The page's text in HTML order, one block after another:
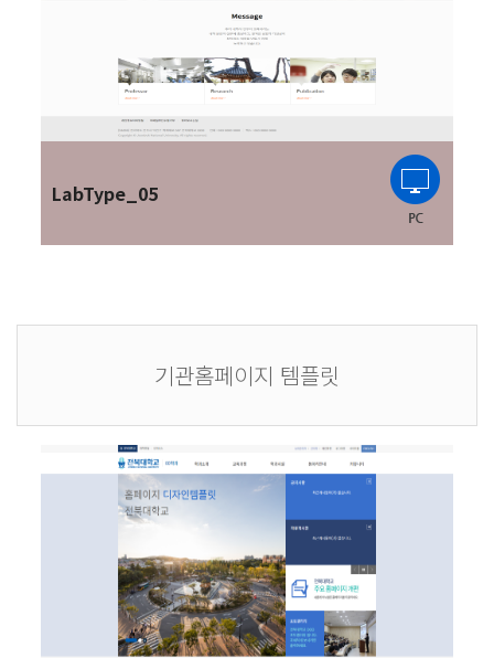
LabType_05
기관홈페이지 템플릿